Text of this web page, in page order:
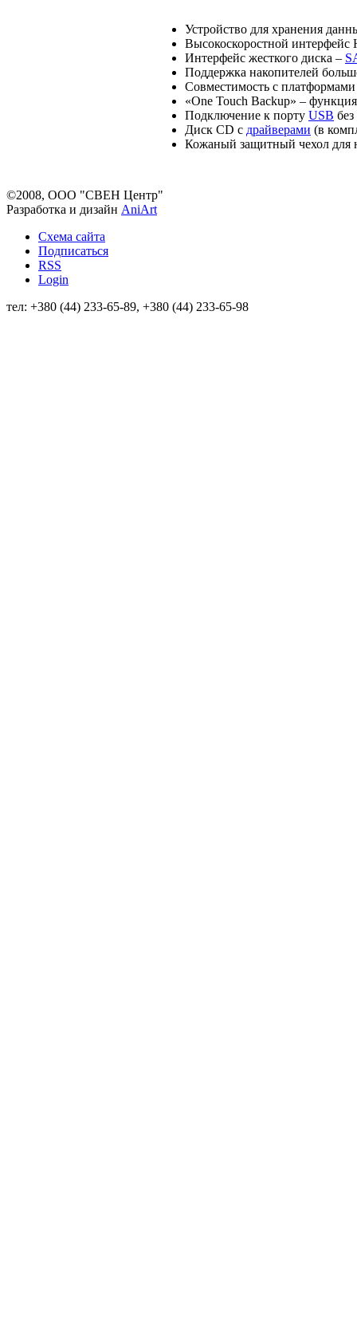
Устройство для хранения
Высокоскоростной интерфейс
Интерфейс жесткого диска –
Поддержка накопителей
Совместимость с
«One Touch Backup» –
Подключение к порту USB
Диск CD с драйверами (в
Кожаный защитный чехол для
©2008, ООО "СВЕН Центр"
Разработка и дизайн AniArt
Схема сайта
Подписаться
RSS
Login
тел: +380 (44) 233-65-89, +380 (44) 233-65-98